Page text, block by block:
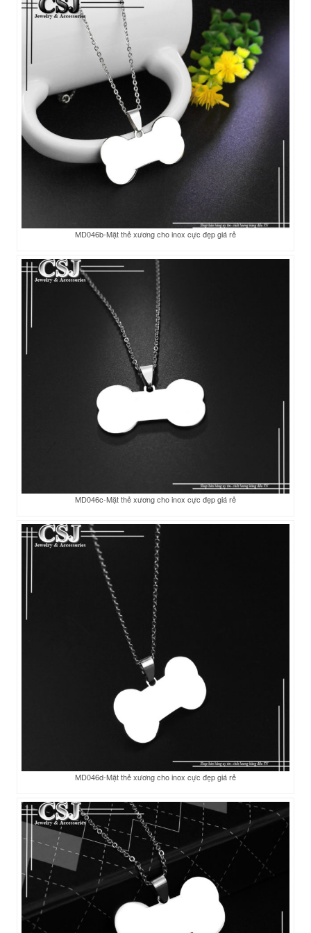
MD046b-Mặt thẻ xương cho inox cực đẹp giá rẻ
MD046c-Mặt thẻ xương cho inox cực đẹp giá rẻ
MD046d-Mặt thẻ xương cho inox cực đẹp giá rẻ